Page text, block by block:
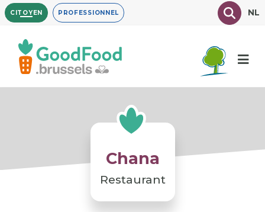
Aller
au
contenu
principal
CITOYEN PROFESSIONNEL TexteNL
Chana
Restaurant